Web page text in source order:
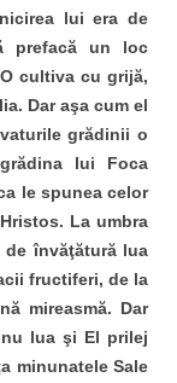
lui era de
prefacă un loc
cultiva cu grijă,
Dar aşa cum el
grădinii o
lui Foca
le spunea celor
La umbra
învăţătură lua
fructiferi, de la
mireasmă. Dar
nu lua şi El prilej
minunatele Sale